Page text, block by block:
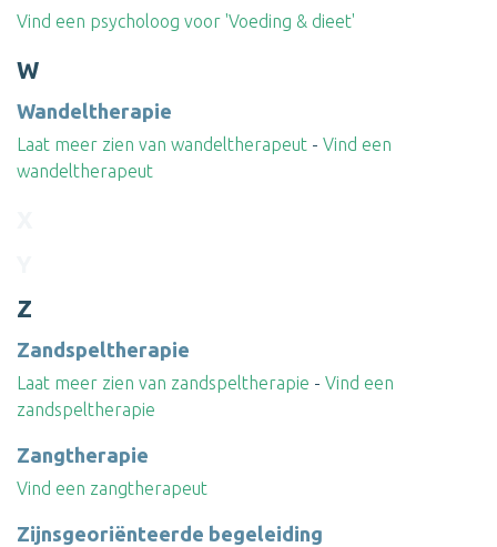
Vind een psycholoog voor 'Voeding & dieet'
W
Wandeltherapie
Laat meer zien van wandeltherapeut - Vind een
wandeltherapeut
Z
Zandspeltherapie
Laat meer zien van zandspeltherapie - Vind een
zandspeltherapie
Zangtherapie
Vind een zangtherapeut
Zijnsgeoriënteerde begeleiding